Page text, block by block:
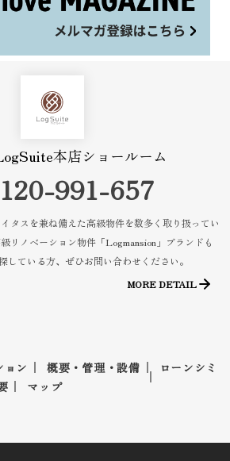
本店ショールーム
991-657
タスを兼ね備えた高級物件を数多く取り扱ってい
リノベーション物件「Logmansion」ブランドも
している方、ぜひお問い合わせください。
MORE DETAIL
ョン 概要・管理・設備
ローンシミ
マップ